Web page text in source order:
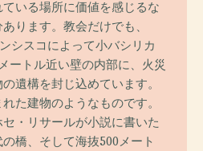
いる場所に価値を感じるな
ります。教会だけでも、
シスコによって小バシリカ
ートル近い壁の内部に、火災
遺構を封じ込めています。
た建物のようなものです。
・リサールが小説に書いた
橋、そして海抜500メート